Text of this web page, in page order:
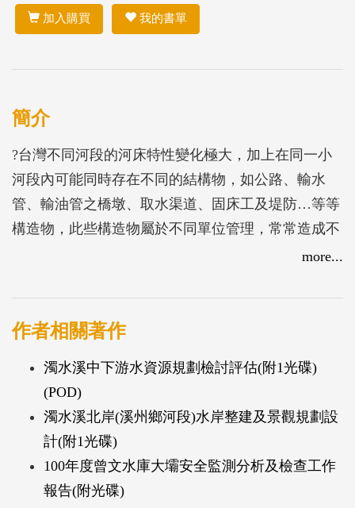
加入購買 我的書單
簡介
?台灣不同河段的河床特性變化極大，加上在同一小
河段內可能同時存在不同的結構物，如公路、輸水
管、輸油管之橋墩、取水渠道、固床工及堤防…等等
構造物，此些構造物屬於不同單位管理，常常造成不
同單位為保護各自構造物對河床產生不同程度干擾，
物安全，如旗山溪甲仙堰、月眉堰及高屏溪高屏堰下
游分別有甲仙大橋、月眉橋及鐵路橋與高屏大橋等跨
度之損壞。因此，探討不同構造物同時存在條件下，
河床如何達到穩定，使得構造物可以達到安全的條
件，為河川防災重要課題。
高屏溪流域河道防災設施規劃(月眉堰、高屏堰及甲
仙堰)(以下簡稱「本計畫」)分別針對高屏溪流域不穩
定河段之河道穩定探討， 計畫河段包含月眉堰、高
more...
作者相關著作
濁水溪中下游水資源規劃檢討評估(附1光碟)
(POD)
濁水溪北岸(溪州鄉河段)水岸整建及景觀規劃設
計(附1光碟)
100年度曾文水庫大壩安全監測分析及檢查工作
報告(附光碟)